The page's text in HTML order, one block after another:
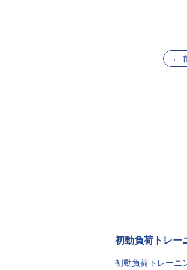
←
初動負荷トレー
初動負荷トレーニ